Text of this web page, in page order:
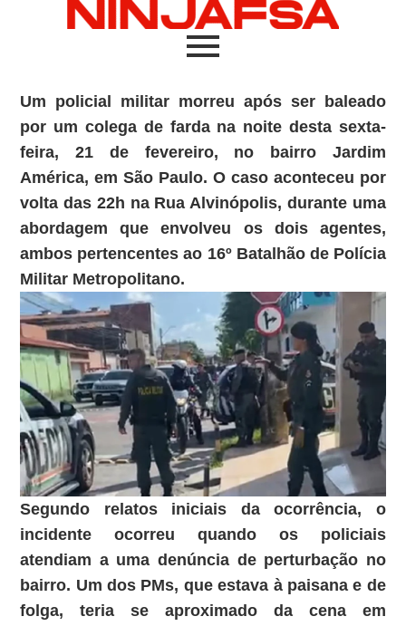
Um policial militar morreu após ser baleado
por um colega de farda na noite desta sexta-
feira, 21 de fevereiro, no bairro Jardim
América, em São Paulo. O caso aconteceu por
volta das 22h na Rua Alvinópolis, durante uma
abordagem que envolveu os dois agentes,
ambos pertencentes ao 16º Batalhão de Polícia
Militar Metropolitano.
Segundo relatos iniciais da ocorrência, o
incidente ocorreu quando os policiais
atendiam a uma denúncia de perturbação no
bairro. Um dos PMs, que estava à paisana e de
folga, teria se aproximado da cena em